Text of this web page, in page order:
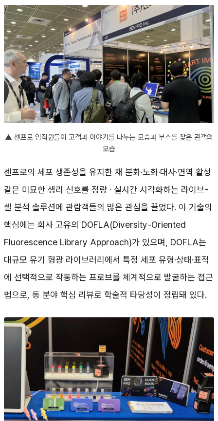
▲ 센프로 임직원들이 고객과 이야기를 나누는 모습과 부스를 찾은 관객의
모습
센프로의 세포 생존성을 유지한 채 분화·노화·대사·면역 활성
같은 미묘한 생리 신호를 정량 · 실시간 시각화하는 라이브-
셀 분석 솔루션에 관람객들의 많은 관심을 끌었다. 이 기술의
핵심에는 회사 고유의 DOFLA(Diversity-Oriented
Fluorescence Library Approach)가 있으며, DOFLA는
대규모 유기 형광 라이브러리에서 특정 세포 유형·상태·표적
에 선택적으로 작동하는 프로브를 체계적으로 발굴하는 접근
법으로, 동 분야 핵심 리뷰로 학술적 타당성이 정립돼 있다.